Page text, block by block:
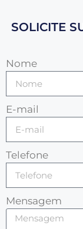
SOLICITE
Nome
E-mail
Telefone
Mensagem